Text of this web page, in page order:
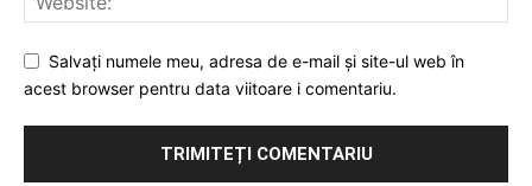
Salvați numele meu, adresa de e-mail și site-ul web în
acest browser pentru data viitoare i comentariu.